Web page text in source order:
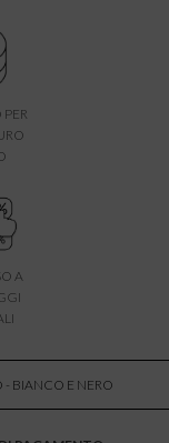
A
- BIANCO E NERO